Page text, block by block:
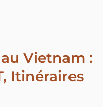
Vietnam :
Itinéraires